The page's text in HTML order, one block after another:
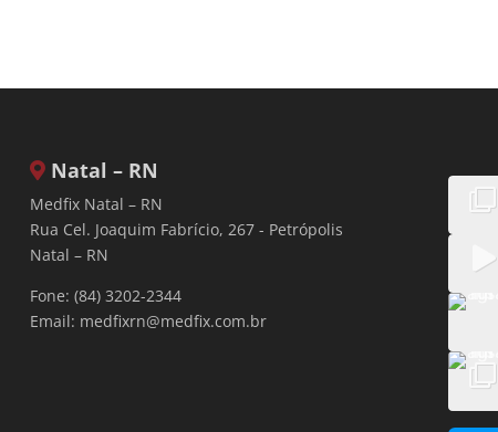
Natal – RN
Medfix Natal – RN
Rua Cel. Joaquim Fabrício, 267 - Petrópolis
Natal – RN
Fone: (84) 3202-2344
Email: medfixrn@medfix.com.br